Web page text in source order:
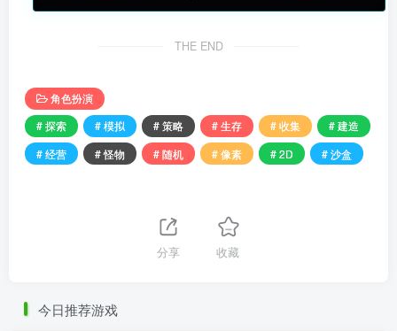
THE END
角色扮演
# 探索
# 模拟 # 策略 # 生存 # 收集
# 建造
# 经营
# 怪物 # 随机 # 像素 # 2D # 沙盒
分享 收藏
今日推荐游戏